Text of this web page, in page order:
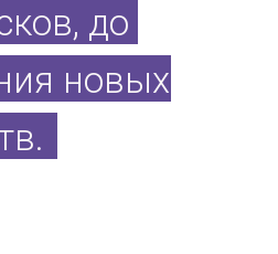
до
новых